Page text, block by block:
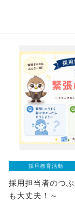
採用教育活動
採用担当者のつ
も大丈夫！～